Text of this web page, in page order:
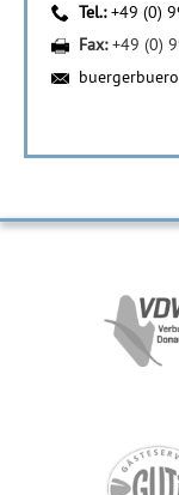
Tel.:+49 (0)
Fax:+49 (0)